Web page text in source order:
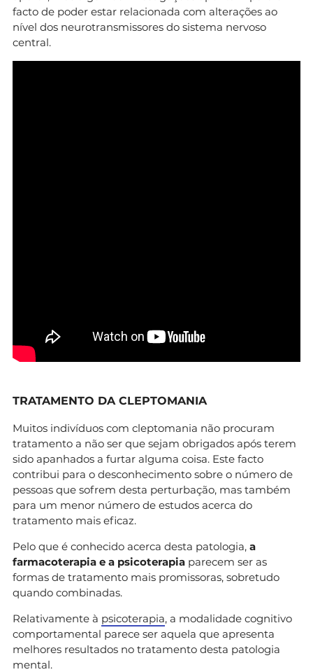
facto de poder estar relacionada com alterações ao
nível dos neurotransmissores do sistema nervoso
central.
TRATAMENTO DA CLEPTOMANIA
Muitos indivíduos com cleptomania não procuram
tratamento a não ser que sejam obrigados após terem
sido apanhados a furtar alguma coisa. Este facto
contribui para o desconhecimento sobre o número de
pessoas que sofrem desta perturbação, mas também
para um menor número de estudos acerca do
tratamento mais eficaz.
Pelo que é conhecido acerca desta patologia, a
farmacoterapia e a psicoterapia parecem ser as
formas de tratamento mais promissoras, sobretudo
quando combinadas.
Relativamente à psicoterapia, a modalidade cognitivo
comportamental parece ser aquela que apresenta
melhores resultados no tratamento desta patologia
mental.